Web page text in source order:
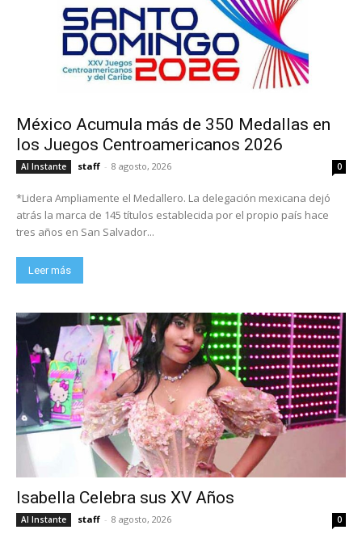
México Acumula más de 350 Medallas en
los Juegos Centroamericanos 2026
Al Instante staff - 8 agosto, 2026 0
*Lidera Ampliamente el Medallero. La delegación mexicana dejó
atrás la marca de 145 títulos establecida por el propio país hace
tres años en San Salvador...
Leer más
Isabella Celebra sus XV Años
Al Instante staff - 8 agosto, 2026 0